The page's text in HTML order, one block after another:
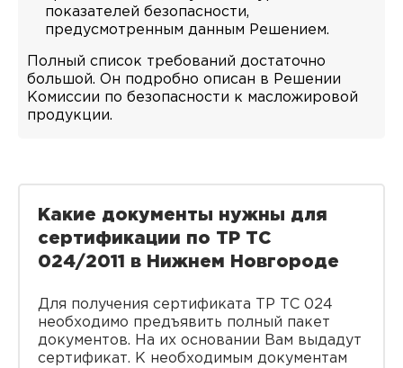
показателей безопасности,
предусмотренным данным Решением.
Полный список требований достаточно
большой. Он подробно описан в Решении
Комиссии по безопасности к масложировой
продукции.
Какие документы нужны для
сертификации по ТР ТС
024/2011 в Нижнем Новгороде
Для получения сертификата ТР ТС 024
необходимо предъявить полный пакет
документов. На их основании Вам выдадут
сертификат. К необходимым документам